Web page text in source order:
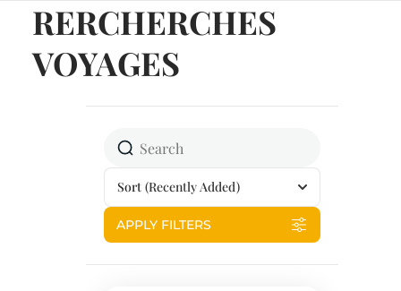
RERCHERCHES
VOYAGES
Sort (Recently Added)
APPLY FILTERS